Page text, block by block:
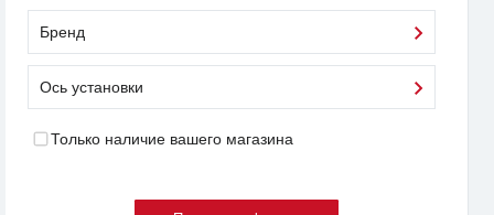
Бренд
Ось установки
Только наличие вашего магазина